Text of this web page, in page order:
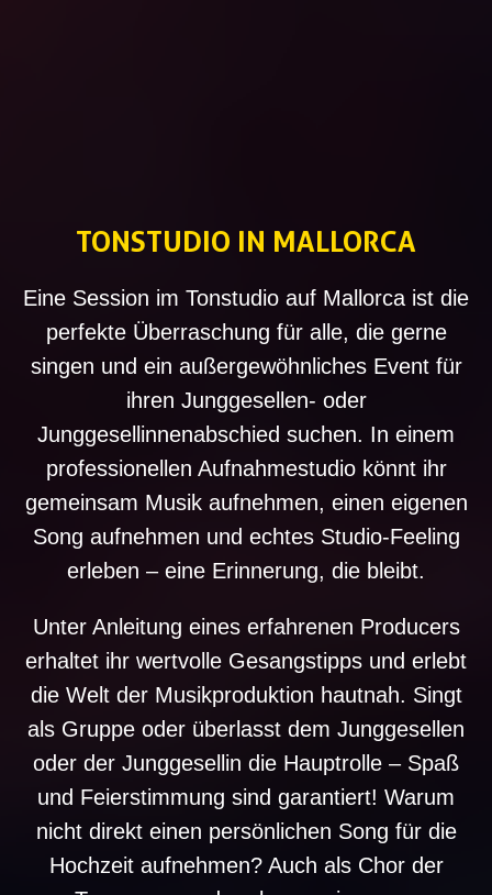
TONSTUDIO IN MALLORCA
Eine Session im Tonstudio auf Mallorca ist die
perfekte Überraschung für alle, die gerne
singen und ein außergewöhnliches Event für
ihren Junggesellen- oder
Junggesellinnenabschied suchen. In einem
professionellen Aufnahmestudio könnt ihr
gemeinsam Musik aufnehmen, einen eigenen
Song aufnehmen und echtes Studio-Feeling
erleben – eine Erinnerung, die bleibt.
Unter Anleitung eines erfahrenen Producers
erhaltet ihr wertvolle Gesangstipps und erlebt
die Welt der Musikproduktion hautnah. Singt
als Gruppe oder überlasst dem Junggesellen
oder der Junggesellin die Hauptrolle – Spaß
und Feierstimmung sind garantiert! Warum
nicht direkt einen persönlichen Song für die
Hochzeit aufnehmen? Auch als Chor der